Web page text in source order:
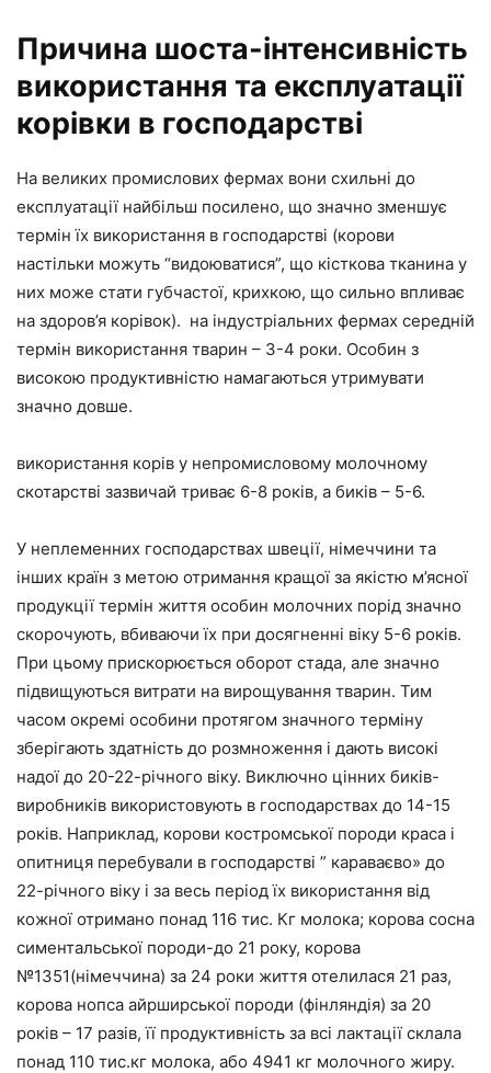
Причина шоста-інтенсивність
використання та експлуатації
корівки в господарстві
На великих промислових фермах вони схильні до
експлуатації найбільш посилено, що значно зменшує
термін їх використання в господарстві (корови
настільки можуть “видоюватися”, що кісткова тканина у
них може стати губчастої, крихкою, що сильно впливає
на здоров’я корівок). на індустріальних фермах середній
термін використання тварин – 3-4 роки. Особин з
високою продуктивністю намагаються утримувати
значно довше.
використання корів у непромисловому молочному
скотарстві зазвичай триває 6-8 років, а биків – 5-6.
У неплеменних господарствах швеції, німеччини та
інших країн з метою отримання кращої за якістю м’ясної
продукції термін життя особин молочних порід значно
скорочують, вбиваючи їх при досягненні віку 5-6 років.
При цьому прискорюється оборот стада, але значно
підвищуються витрати на вирощування тварин. Тим
часом окремі особини протягом значного терміну
зберігають здатність до розмноження і дають високі
надої до 20-22-річного віку. Виключно цінних биків-
виробників використовують в господарствах до 14-15
років. Наприклад, корови костромської породи краса і
опитниця перебували в господарстві ” караваєво» до
22-річного віку і за весь період їх використання від
кожної отримано понад 116 тис. Кг молока; корова сосна
симентальської породи-до 21 року, корова
№1351(німеччина) за 24 роки життя отелилася 21 раз,
корова нопса айрширської породи (фінляндія) за 20
років – 17 разів, її продуктивність за всі лактації склала
понад 110 тис.кг молока, або 4941 кг молочного жиру.